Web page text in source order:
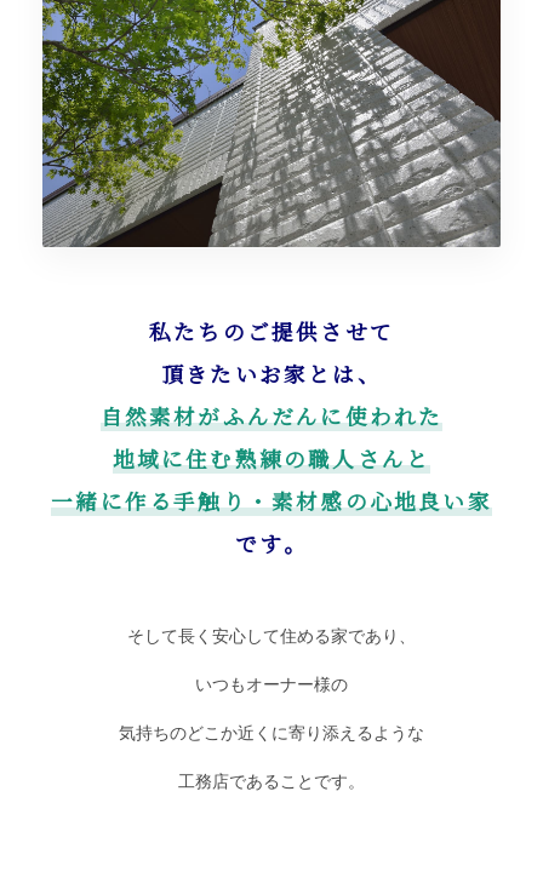
私たちのご提供させて
頂きたいお家とは、
自然素材がふんだんに使われた
地域に住む熟練の職人さんと
一緒に作る手触り・素材感の心地良い家
です。
そして長く安心して住める家であり、
いつもオーナー様の
気持ちのどこか近くに寄り添えるような
工務店であることです。